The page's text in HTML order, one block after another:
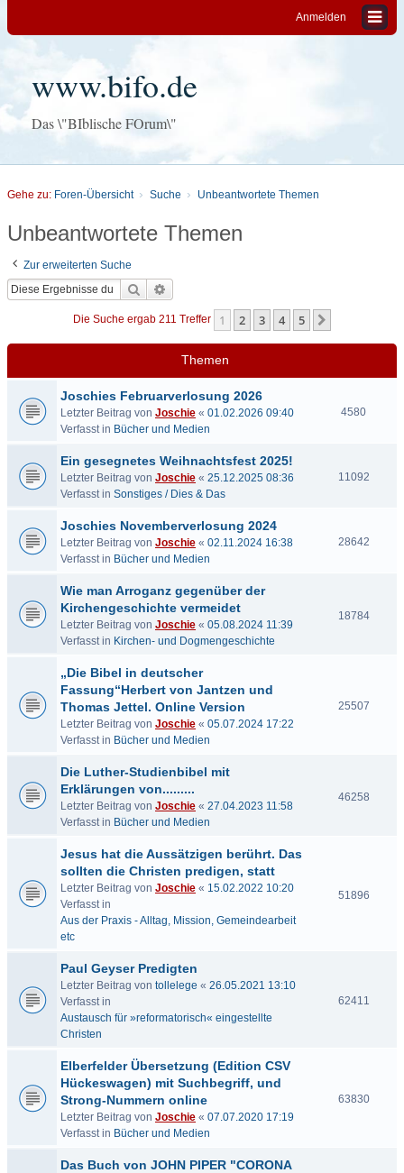
Anmelden
www.bifo.de
Das \"BIblische FOrum\"
Gehe zu: Foren-Übersicht Suche Unbeantwortete Themen
Unbeantwortete Themen
Zur erweiterten Suche
Suche
Die Suche ergab 211 Treffer 1 2 3 4 5
Themen
Joschies Februarverlosung 2026
Letzter Beitrag von Joschie « 01.02.2026 09:40
Verfasst in Bücher und Medien
4580
Ein gesegnetes Weihnachtsfest 2025!
Letzter Beitrag von Joschie « 25.12.2025 08:36
Verfasst in Sonstiges / Dies & Das
11092
Joschies Novemberverlosung 2024
Letzter Beitrag von Joschie « 02.11.2024 16:38
Verfasst in Bücher und Medien
28642
Wie man Arroganz gegenüber der
Kirchengeschichte vermeidet
Letzter Beitrag von Joschie « 05.08.2024 11:39
Verfasst in Kirchen- und Dogmengeschichte
18784
„Die Bibel in deutscher
Fassung“Herbert von Jantzen und
Thomas Jettel. Online Version
Letzter Beitrag von Joschie « 05.07.2024 17:22
Verfasst in Bücher und Medien
25507
Die Luther-Studienbibel mit
Erklärungen von.........
Letzter Beitrag von Joschie « 27.04.2023 11:58
Verfasst in Bücher und Medien
46258
Jesus hat die Aussätzigen berührt. Das
sollten die Christen predigen, statt
Letzter Beitrag von Joschie « 15.02.2022 10:20
Verfasst in
Aus der Praxis - Alltag, Mission, Gemeindearbeit
etc
51896
Paul Geyser Predigten
Letzter Beitrag von tollelege « 26.05.2021 13:10
Verfasst in
Austausch für »reformatorisch« eingestellte
Christen
62411
Elberfelder Übersetzung (Edition CSV
Hückeswagen) mit Suchbegriff, und
Strong-Nummern online
Letzter Beitrag von Joschie « 07.07.2020 17:19
Verfasst in Bücher und Medien
63830
Das Buch von JOHN PIPER "CORONA